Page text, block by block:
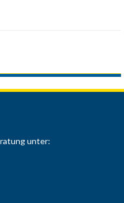
unter: